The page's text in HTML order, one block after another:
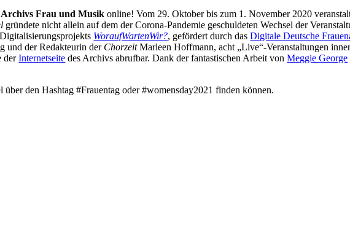
Archivs Frau und Musik online! Vom 29. Oktober bis zum 1. November 2020
gründete nicht allein auf dem der Corona-Pandemie geschuldeten Wechsel der
WoraufWartenWir?, gefördert durch dasDigitale Deutsche
und der Redakteurin der ChorzeitMarleen Hoffmann, acht „Live“-Veranstaltungen
derInternetseite des Archivs abrufbar. Dank der fantastischen Arbeit vonMeggie George
den Hashtag #Frauentag oder #womensday2021 finden können.